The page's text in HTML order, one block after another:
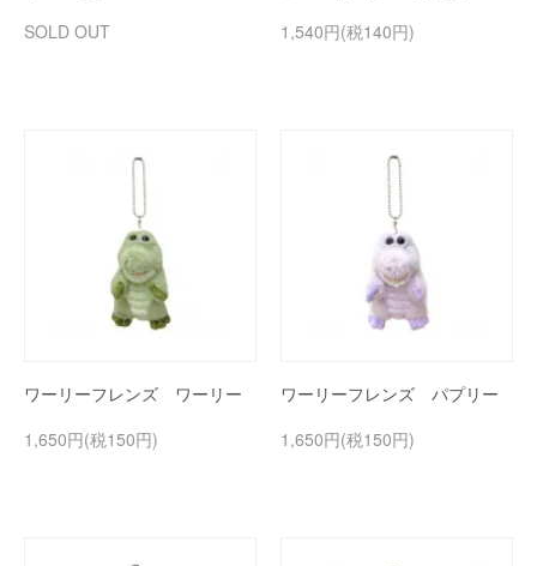
SOLD OUT
1,540円(税140円)
ワーリーフレンズ ワーリー
1,650円(税150円)
ワーリーフレンズ パプリー
1,650円(税150円)